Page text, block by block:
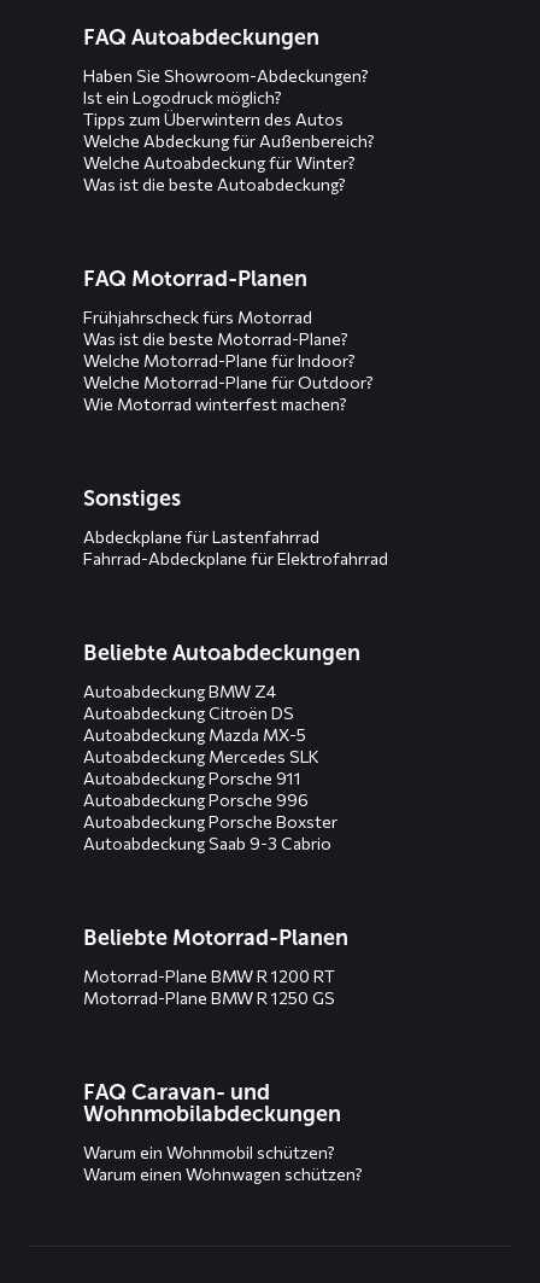
menusFAQ Autoabdeckungen
Haben Sie Showroom-Abdeckungen?
Ist ein Logodruck möglich?
Tipps zum Überwintern des Autos
Welche Abdeckung für Außenbereich?
Welche Autoabdeckung für Winter?
Was ist die beste Autoabdeckung?
FAQ Motorrad-Planen
Frühjahrscheck fürs Motorrad
Was ist die beste Motorrad-Plane?
Welche Motorrad-Plane für Indoor?
Welche Motorrad-Plane für Outdoor?
Wie Motorrad winterfest machen?
Sonstiges
Abdeckplane für Lastenfahrrad
Fahrrad-Abdeckplane für Elektrofahrrad
Beliebte Autoabdeckungen
Autoabdeckung BMW Z4
Autoabdeckung Citroën DS
Autoabdeckung Mazda MX-5
Autoabdeckung Mercedes SLK
Autoabdeckung Porsche 911
Autoabdeckung Porsche 996
Autoabdeckung Porsche Boxster
Autoabdeckung Saab 9-3 Cabrio
Beliebte Motorrad-Planen
Motorrad-Plane BMW R 1200 RT
Motorrad-Plane BMW R 1250 GS
FAQ Caravan- und
Wohnmobilabdeckungen
Warum ein Wohnmobil schützen?
Warum einen Wohnwagen schützen?